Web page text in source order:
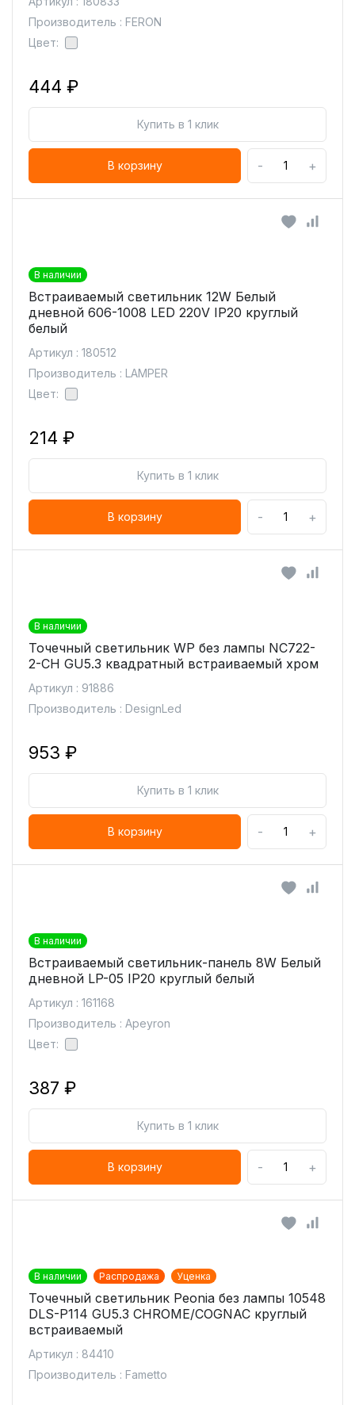
Производитель : FERON
Цвет:
444 ₽
Купить в 1 клик
В корзину - +
В наличии
Встраиваемый светильник 12W Белый
дневной 606-1008 LED 220V IP20 круглый
белый
Артикул : 180512
Производитель : LAMPER
Цвет:
214 ₽
Купить в 1 клик
В корзину - +
В наличии
Точечный светильник WP без лампы NC722-
2-CH GU5.3 квадратный встраиваемый хром
Артикул : 91886
Производитель : DesignLed
953 ₽
Купить в 1 клик
В корзину - +
В наличии
Встраиваемый светильник-панель 8W Белый
дневной LP-05 IP20 круглый белый
Артикул : 161168
Производитель : Apeyron
Цвет:
387 ₽
Купить в 1 клик
В корзину - +
В наличии Распродажа Уценка
Точечный светильник Peonia без лампы 10548
DLS-P114 GU5.3 CHROME/COGNAC круглый
встраиваемый
Артикул : 84410
Производитель : Fametto